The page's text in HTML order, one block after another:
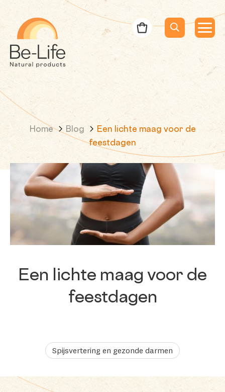
Menu
Menu
Zoekopdracht
Bestelbon
Home Blog
Een lichte maag voor de
feestdagen
Een lichte maag voor de
feestdagen
Spijsvertering en gezonde darmen